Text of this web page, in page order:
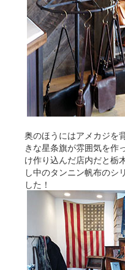
奥のほうにはアメカジを
きな星条旗が雰囲気を
け作り込んだ店内だと栃
し中のタンニン帆布のシ
した！